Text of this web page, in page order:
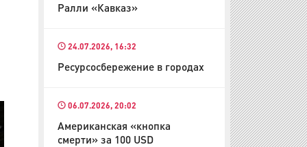
Ралли «Кавказ»
24.07.2026, 16:32
Ресурсосбережение в городах
06.07.2026, 20:02
Американская «кнопка
смерти» за 100 USD